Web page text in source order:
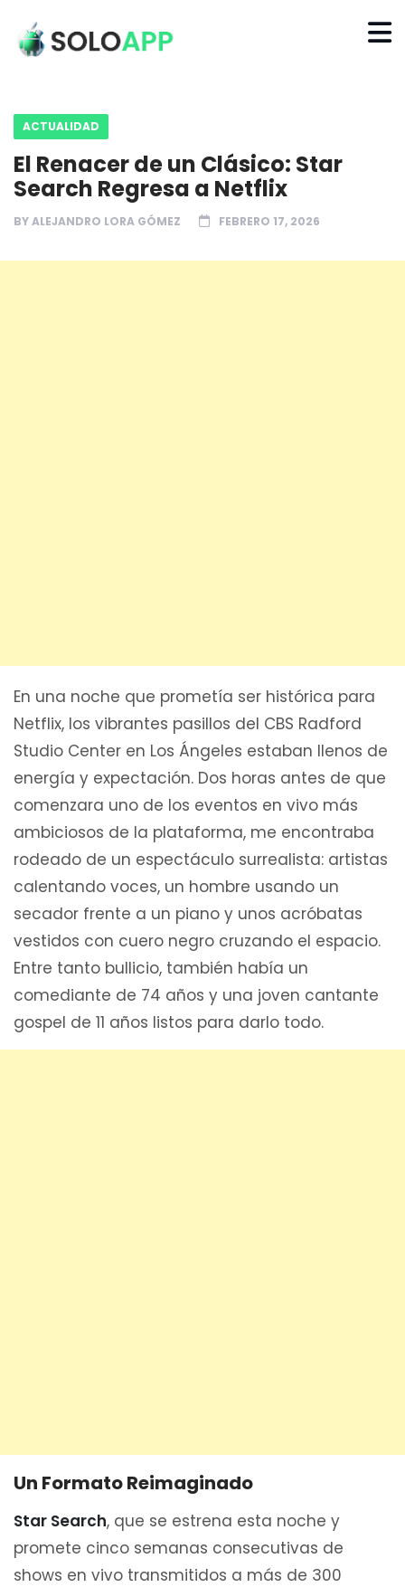
ACTUALIDAD
El Renacer de un Clásico: Star
Search Regresa a Netflix
BYALEJANDRO LORA GÓMEZ FEBRERO 17, 2026
En una noche que prometía ser histórica para
Netflix, los vibrantes pasillos del CBS Radford
Studio Center en Los Ángeles estaban llenos de
energía y expectación. Dos horas antes de que
comenzara uno de los eventos en vivo más
ambiciosos de la plataforma, me encontraba
rodeado de un espectáculo surrealista: artistas
calentando voces, un hombre usando un
secador frente a un piano y unos acróbatas
vestidos con cuero negro cruzando el espacio.
Entre tanto bullicio, también había un
comediante de 74 años y una joven cantante
gospel de 11 años listos para darlo todo.
Un Formato Reimaginado
Star Search, que se estrena esta noche y
promete cinco semanas consecutivas de
shows en vivo transmitidos a más de 300